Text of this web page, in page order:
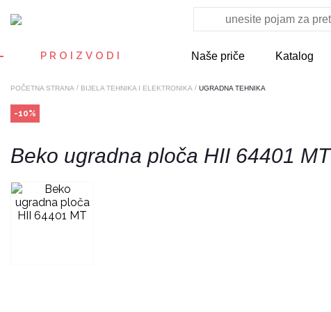
PROIZVODI Naše priče Katalog
POČETNA STRANA / BIJELA TEHNIKA I ELEKTRONIKA / UGRADNA TEHNIKA
Beko ugradna ploča HII 64401 MT
-10%